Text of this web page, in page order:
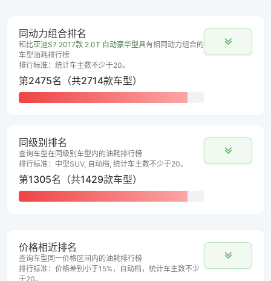
同动力组合排名
和 比亚迪S7 2017款 2.0T 自动豪华型具有相同动力组合的
车型油耗排行榜
排行标准：统计车主数不少于20。
第2475名（共2714款车型）
同级别排名
查询车型在同级别车型内的油耗排行榜
排行标准：中型SUV, 自动档, 统计车主数不少于20。
第1305名（共1429款车型）
价格相近排名
查询车型同一价格区间内的油耗排行榜
排行标准：价格差别小于15%，自动档，统计车主数不少
于20。